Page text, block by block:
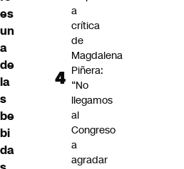
es
un
a
de
la
s
be
bi
da
a
crítica
de
Magdalena
Piñera:
“No
llegamos
al
Congreso
a
agradar